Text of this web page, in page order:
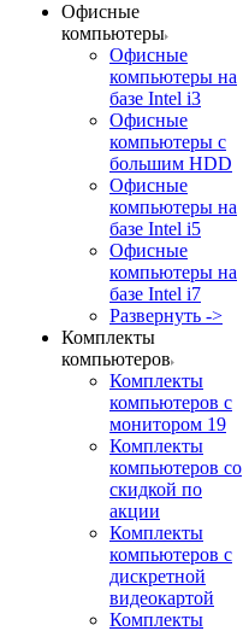
Офисные
компьютеры
Офисные
компьютеры на
базе Intel i3
Офисные
компьютеры с
большим HDD
Офисные
компьютеры на
базе Intel i5
Офисные
компьютеры на
базе Intel i7
Развернуть ->
Комплекты
компьютеров
Комплекты
компьютеров с
монитором 19
Комплекты
компьютеров со
скидкой по
акции
Комплекты
компьютеров с
дискретной
видеокартой
Комплекты